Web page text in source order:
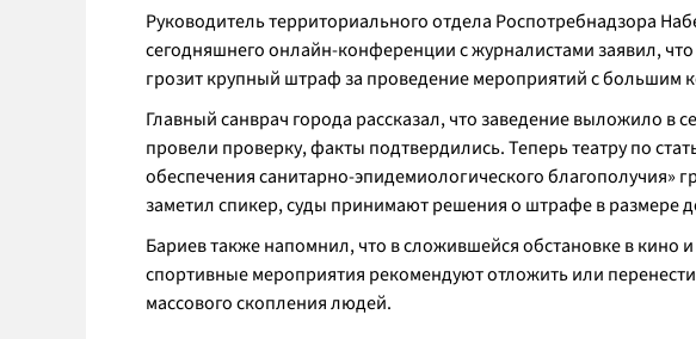
Руководитель территориального отдела Роспотребнадзора
сегодняшнего онлайн-конференции с журналистами заявил,
грозит крупный штраф за проведение мероприятий с большим
Главный санврач города рассказал, что заведение выложило в
провели проверку, факты подтвердились. Теперь театру по
обеспечения санитарно-эпидемиологического благополучия»
заметил спикер, суды принимают решения о штрафе в размере
Бариев также напомнил, что в сложившейся обстановке в кино
спортивные мероприятия рекомендуют отложить или
массового скопления людей.